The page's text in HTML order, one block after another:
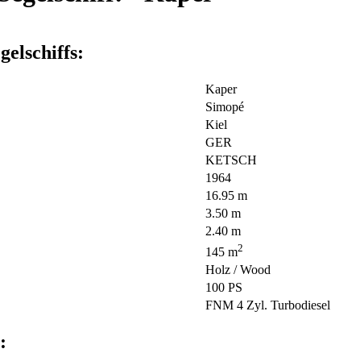
Kaper
Simopé
Kiel
GER
KETSCH
1964
16.95 m
3.50 m
2.40 m
145 m2
Holz / Wood
100 PS
FNM 4 Zyl. Turbodiesel